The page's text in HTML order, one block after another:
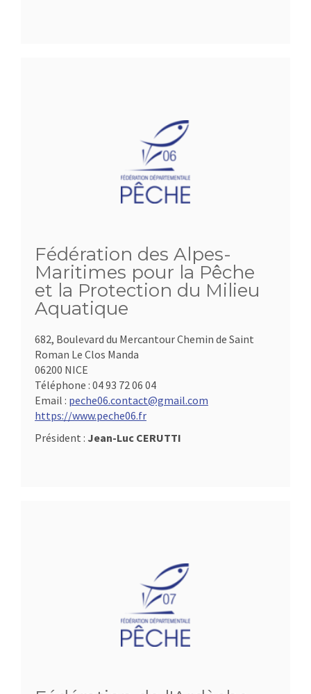
Fédération des Alpes-
Maritimes pour la Pêche
et la Protection du Milieu
Aquatique
682, Boulevard du Mercantour Chemin de Saint
Roman Le Clos Manda
06200 NICE
Téléphone : 04 93 72 06 04
Email : peche06.contact@gmail.com
https://www.peche06.fr
Président : Jean-Luc CERUTTI